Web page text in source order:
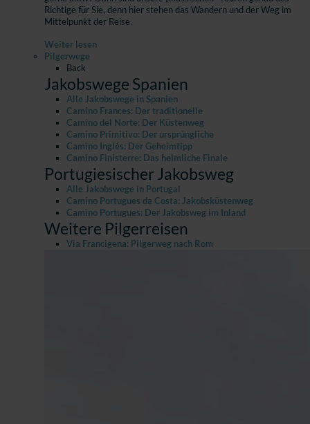
Richtige für Sie, denn hier stehen das Wandern und der Weg im
Mittelpunkt der Reise.
Weiter lesen
Pilgerwege
Back
Jakobswege Spanien
Alle Jakobswege in Spanien
Camino Frances: Der traditionelle
Camino del Norte: Der Küstenweg
Camino Primitivo: Der ursprüngliche
Camino Inglés: Der Geheimtipp
Camino Finisterre: Das heimliche Finale
Portugiesischer Jakobsweg
Alle Jakobswege in Portugal
Camino Portugues da Costa: Jakobsküstenweg
Camino Portugues: Der Jakobsweg im Inland
Weitere Pilgerreisen
Via Francigena: Pilgerweg nach Rom